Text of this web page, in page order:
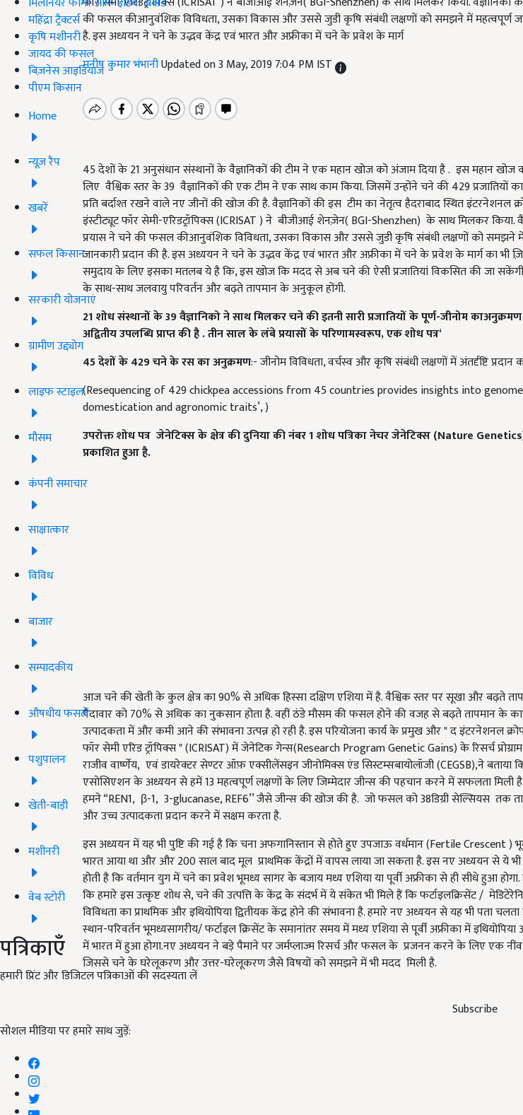
महिंद्रा ट्रैक्टर्स
कृषि मशीनरी
जायद की फसल
बिज़नेस आइडियाज
पीएम किसान
Home
न्यूज़ रैप
खबरें
सफल किसान
सरकारी योजनाएं
ग्रामीण उद्द्योग
लाइफ स्टाइल
मौसम
कंपनी समाचार
साक्षात्कार
विविध
बाजार
सम्पादकीय
औषधीय फसलें
पशुपालन
खेती-बाड़ी
मशीनरी
वेब स्टोरी
पत्रिकाएँ
हमारी प्रिंट और डिजिटल पत्रिकाओं की सदस्यता लें
Subscribe
सोशल मीडिया पर हमारे साथ जुड़ें:
की फसल कीआनुवंशिक विविधता, उसका विकास और उससे जुडी कृषि संबंधी लक्षणों को समझने में महत्वपूर्ण
है. इस अध्ययन ने चने के उद्भव केंद्र एवं भारत और अफ्रीका में चने के प्रवेश के मार्ग
मनीष कुमार भंभानीUpdated on 3 May, 2019 7:04 PM IST
45 देशों के 21 अनुसंधान संस्थानों के वैज्ञानिकों की टीम ने एक महान खोज को अंजाम दिया है . इस महान
लिए वैश्विक स्तर के 39 वैज्ञानिकों की एक टीम ने एक साथ काम किया. जिसमें उन्होंने चने की 429 प्रजातियों
प्रति बर्दाश्त रखने वाले नए जीनों की खोज की है. वैज्ञानिकों की इस टीम का नेतृत्व हैदराबाद स्थित इंटरनेशनल
इंस्टीट्यूट फॉर सेमी-एरिडट्रॉपिक्स (ICRISAT ) ने बीजीआई शेनज़ेन( BGI-Shenzhen) के साथ मिलकर किया.
प्रयास ने चने की फसल कीआनुवंशिक विविधता, उसका विकास और उससे जुडी कृषि संबंधी लक्षणों को समझने में
जानकारी प्रदान की है. इस अध्ययन ने चने के उद्भव केंद्र एवं भारत और अफ्रीका में चने के प्रवेश के मार्ग का भी
समुदाय के लिए इसका मतलब ये है कि, इस खोज कि मदद से अब चने की ऐसी प्रजातियां विकसित की जा सकेंगी
के साथ-साथ जलवायु परिवर्तन और बढ़ते तापमान के अनुकूल होंगी.
21शोध संस्थानों के 39वैज्ञानिको ने साथ मिलकर चने की इतनी सारी प्रजातियों के पूर्ण-जीनोम
अद्वितीय उपलब्धि प्राप्त की है. तीन साल के लंबे प्रयासों के परिणामस्वरूप,एक शोध पत्र‘
45देशों के 429चने के रस का अनुक्रमण:- जीनोम विविधता, वर्चस्व और कृषि संबंधी लक्षणों में अंतर्दृष्टि प्रदान
(Resequencing of 429 chickpea accessions from 45 countries provides insights into
domestication and agronomic traits’, )
उपरोक्त शोध पत्र जेनेटिक्स के क्षेत्र की दुनिया की नंबर 1शोध पत्रिका नेचर जेनेटिक्स (Nature
प्रकाशित हुआ है.
आज चने की खेती के कुल क्षेत्र का 90% से अधिक हिस्सा दक्षिण एशिया में है. वैश्विक स्तर पर सूखा और बढ़ते
पैदावार को 70% से अधिक का नुकसान होता है. वहीं ठंडे मौसम की फसल होने की वजह से बढ़ते तापमान के
उत्पादकता में और कमी आने की संभावना उत्पन्न हो रही है. इस परियोजना कार्य के प्रमुख और " द इंटरनेशनल क्रोप
फॉर सेमी एरिड ट्रॉपिक्स " (ICRISAT) में जेनेटिक गेन्स(Research Program Genetic Gains) के रिसर्च प्रोग्राम
राजीव वार्ष्णेय, एवं डायरेक्टर सेण्टर ऑफ़ एक्सीलेंसइन जीनोमिक्स एंड सिस्टम्सबायोलॉजी (CEGSB),ने बताया
एसोसिएशन के अध्ययन से हमें 13 महत्वपूर्ण लक्षणों के लिए जिम्मेदार जीन्स की पहचान करने में सफलता मिली
हमने “REN1, β-1, 3-glucanase, REF6’’ जैसे जीन्स की खोज की है. जो फसल को 38डिग्री सेल्सियस तक
और उच्च उत्पादकता प्रदान करने में सक्षम करता है.
इस अध्ययन में यह भी पुष्टि की गई है कि चना अफगानिस्तान से होते हुए उपजाऊ वर्धमान (Fertile Crescent )
भारत आया था और और 200 साल बाद मूल प्राथमिक केंद्रों में वापस लाया जा सकता है. इस नए अध्ययन से ये भी
होती है कि वर्तमान युग में चने का प्रवेश भूमध्य सागर के बजाय मध्य एशिया या पूर्वी अफ्रीका से ही सीधे हुआ होगा.
कि हमारे इस उत्कृष्ट शोध से, चने की उत्पत्ति के केंद्र के संदर्भ में ये संकेत भी मिले हैं कि फर्टाइलक्रिसेंट /
विविधता का प्राथमिक और इथियोपिया द्वितीयक केंद्र होने की संभावना है. हमारे नए अध्ययन से यह भी पता
स्थान-परिवर्तन भूमध्यसागरीय/ फर्टाइल क्रिसेंट के समानांतर समय में मध्य एशिया से पूर्वी अफ्रीका में
में भारत में हुआ होगा.नए अध्ययन ने बड़े पैमाने पर जर्मप्लाज्म रिसर्च और फसल के प्रजनन करने के लिए एक नींव
जिससे चने के घरेलूकरण और उत्तर-घरेलूकरण जैसे विषयों को समझने में भी मदद मिली है.